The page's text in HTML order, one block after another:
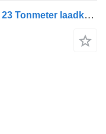
DAF FAS CF 330 Euro 6 Palfinger 23 Tonmeter laadkraan